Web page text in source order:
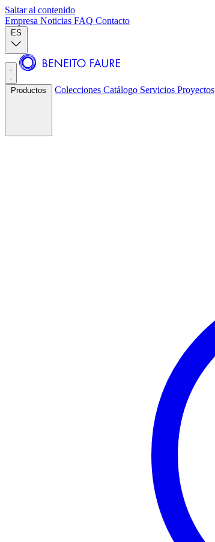
Saltar al contenido
Empresa Noticias FAQ Contacto
ES
Productos Colecciones Catálogo Servicios Proyectos